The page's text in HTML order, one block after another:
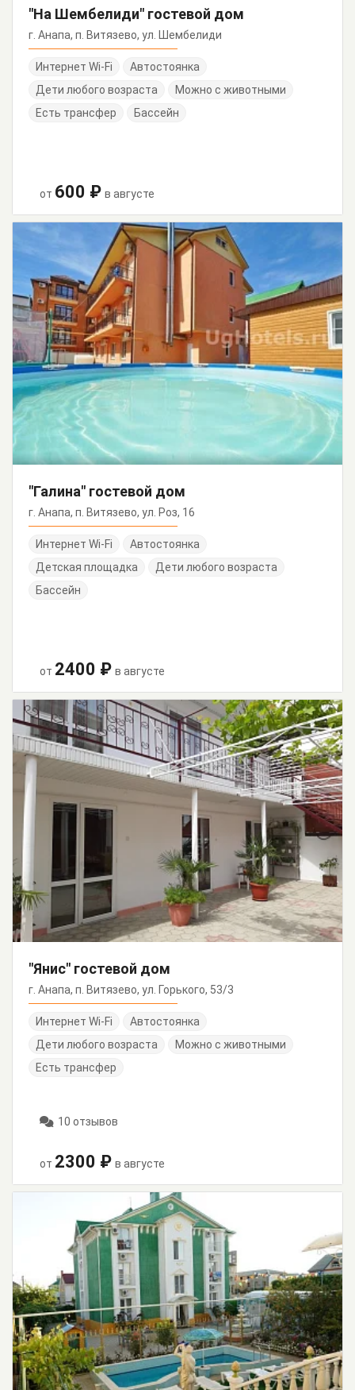
"На Шембелиди" гостевой дом
г. Анапа, п. Витязево, ул. Шембелиди
Интернет Wi-Fi
Автостоянка
Дети любого возраста
Можно с животными
Есть трансфер
Бассейн
от 600 ₽ в августе
"Галина" гостевой дом
г. Анапа, п. Витязево, ул. Роз, 16
Интернет Wi-Fi
Автостоянка
Детская площадка
Дети любого возраста
Бассейн
от 2400 ₽ в августе
"Янис" гостевой дом
г. Анапа, п. Витязево, ул. Горького, 53/3
Интернет Wi-Fi
Автостоянка
Дети любого возраста
Можно с животными
Есть трансфер
10 отзывов
от 2300 ₽ в августе